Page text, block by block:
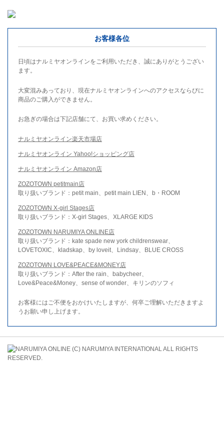
お客様各位
日頃はナルミヤオンラインをご利用いただき、誠にありがとうござい
ます。
大変混みあっており、現在ナルミヤオンラインへのアクセスならびに
商品のご購入ができません。
お急ぎの場合は下記店舗にて、お買い求めください。
ナルミヤオンライン楽天市場店
ナルミヤオンライン Yahoo!ショッピング店
ナルミヤオンライン Amazon店
ZOZOTOWN petitmain店
取り扱いブランド：petit main、petit main LIEN、b・ROOM
ZOZOTOWN X-girl Stages店
取り扱いブランド：X-girl Stages、XLARGE KIDS
ZOZOTOWN NARUMIYA ONLINE店
取り扱いブランド：kate spade new york childrenswear、
LOVETOXIC、kladskap、by loveit、Lindsay、BLUE CROSS
ZOZOTOWN LOVE&PEACE&MONEY店
取り扱いブランド：After the rain、babycheer、
Love&Peace&Money、sense of wonder、キリンのソフィ
お客様にはご不便をおかけいたしますが、何卒ご理解いただきますよ
うお願い申し上げます。